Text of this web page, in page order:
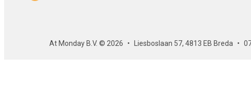
At Monday B.V. © 2026 Liesboslaan 57, 4813 EB Breda